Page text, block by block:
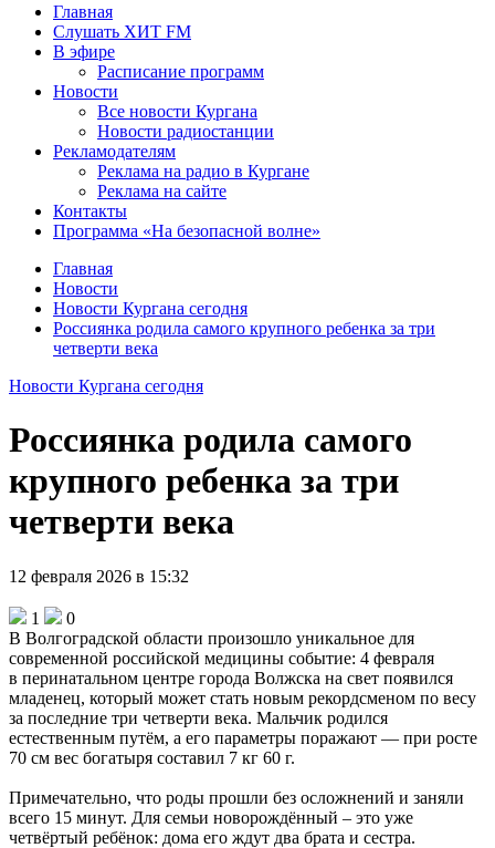
Главная
Слушать ХИТ FM
В эфире
Расписание программ
Новости
Все новости Кургана
Новости радиостанции
Рекламодателям
Реклама на радио в Кургане
Реклама на сайте
Контакты
Программа «На безопасной волне»
Главная
Новости
Новости Кургана сегодня
Россиянка родила самого крупного ребенка за три
четверти века
Новости Кургана сегодня
Россиянка родила самого
крупного ребенка за три
четверти века
12 февраля 2026 в 15:32
1
0
В Волгоградской области произошло уникальное для
современной российской медицины событие: 4 февраля
в перинатальном центре города Волжска на свет появился
младенец, который может стать новым рекордсменом по весу
за последние три четверти века. Мальчик родился
естественным путём, а его параметры поражают — при росте
70 см вес богатыря составил 7 кг 60 г.
Примечательно, что роды прошли без осложнений и заняли
всего 15 минут. Для семьи новорождённый – это уже
четвёртый ребёнок: дома его ждут два брата и сестра.